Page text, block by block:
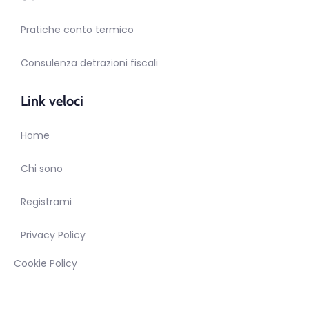
Pratiche conto termico
Consulenza detrazioni fiscali
Link veloci
Home
Chi sono
Registrami
Privacy Policy
Cookie Policy